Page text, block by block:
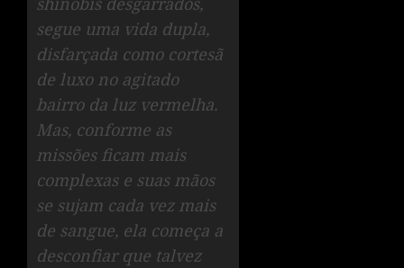
segue uma vida dupla,
disfarçada como cortesã
de luxo no agitado
bairro da luz vermelha.
Mas, conforme as
missões ficam mais
complexas e suas mãos
se sujam cada vez mais
de sangue, ela começa a
desconfiar que talvez